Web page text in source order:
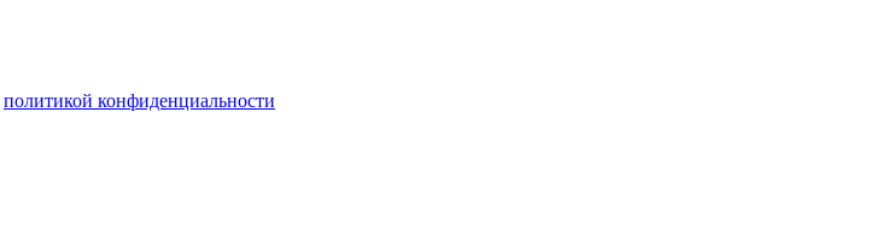
политикой конфиденциальности